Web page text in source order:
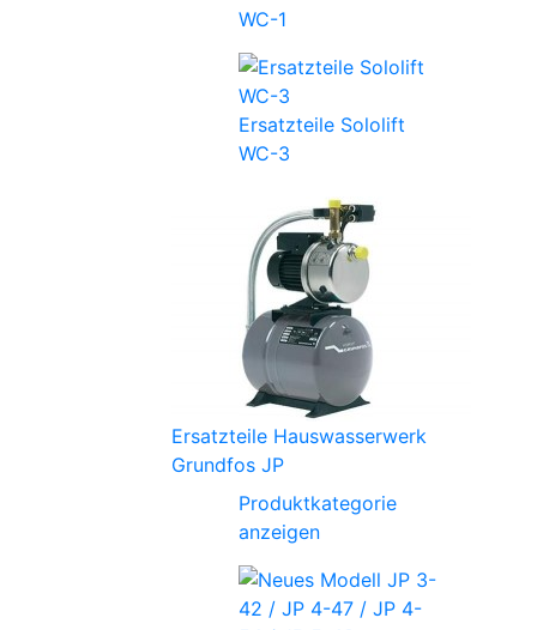
WC-1
Ersatzteile Sololift
WC-3
Ersatzteile Hauswasserwerk
Grundfos JP
Produktkategorie
anzeigen